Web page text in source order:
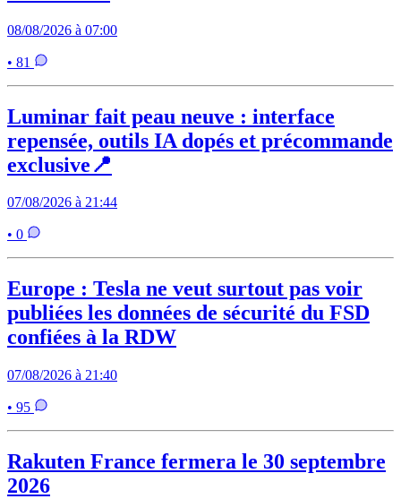
08/08/2026 à 07:00
• 81
Luminar fait peau neuve : interface
repensée, outils IA dopés et précommande
exclusive📍
07/08/2026 à 21:44
• 0
Europe : Tesla ne veut surtout pas voir
publiées les données de sécurité du FSD
confiées à la RDW
07/08/2026 à 21:40
• 95
Rakuten France fermera le 30 septembre
2026